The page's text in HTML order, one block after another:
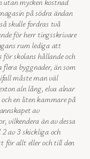
på södra ändan
skulle fordras två
för herr tingsskrivare
rum lediga att
skolans hållande och
byggnader, än som
måste man väl
aln lång, elva alnar
en liten kammare på
av
vilkendera än av dessa
av 3 skickliga och
för allt eller och till den